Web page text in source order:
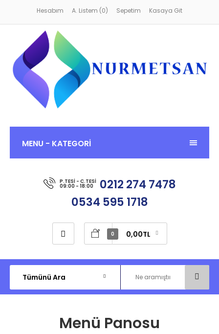
Hesabım A. Listem (0) Sepetim Kasaya Git
MENU - KATEGORİ
P.TESI - C.TESI
09:00 - 18:00
0212 274 7478
0534 595 1718
0 0,00TL
Menü Panosu